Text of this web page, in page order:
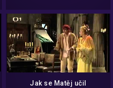
Jak se Matěj učil